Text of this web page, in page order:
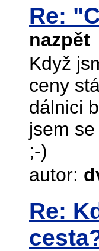
Re:
nazpět
Když
ceny
dálnici
jsem
;-)
autor:
Re: